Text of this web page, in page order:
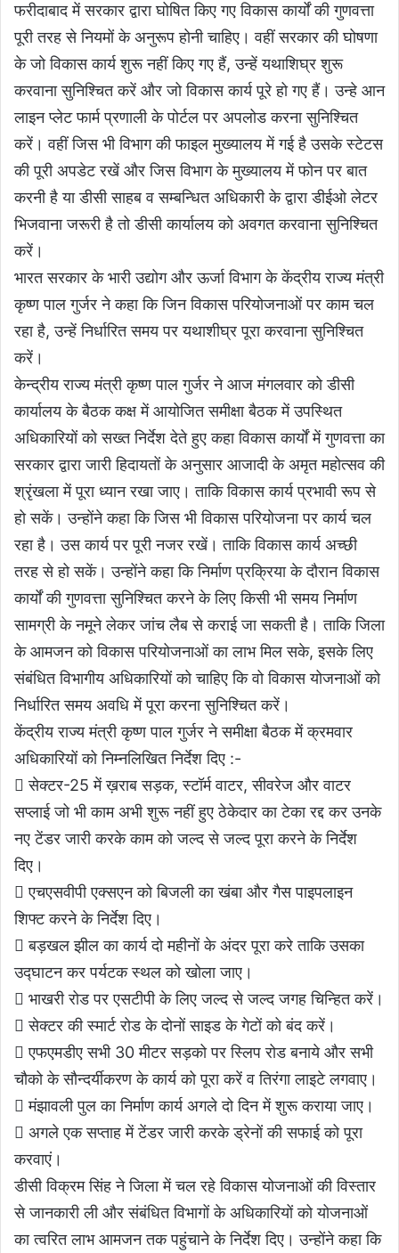
फरीदाबाद में सरकार द्वारा घोषित किए गए विकास कार्यों की गुणवत्ता
पूरी तरह से नियमों के अनुरूप होनी चाहिए। वहीं सरकार की घोषणा
के जो विकास कार्य शुरू नहीं किए गए हैं, उन्हें यथाशिघ्र शुरू
करवाना सुनिश्चित करें और जो विकास कार्य पूरे हो गए हैं। उन्हे आन
लाइन प्लेट फार्म प्रणाली के पोर्टल पर अपलोड करना सुनिश्चित
करें। वहीं जिस भी विभाग की फाइल मुख्यालय में गई है उसके स्टेटस
की पूरी अपडेट रखें और जिस विभाग के मुख्यालय में फोन पर बात
करनी है या डीसी साहब व सम्बन्धित अधिकारी के द्वारा डीईओ लेटर
भिजवाना जरूरी है तो डीसी कार्यालय को अवगत करवाना सुनिश्चित
करें।
भारत सरकार के भारी उद्योग और ऊर्जा विभाग के केंद्रीय राज्य मंत्री
कृष्ण पाल गुर्जर ने कहा कि जिन विकास परियोजनाओं पर काम चल
रहा है, उन्हें निर्धारित समय पर यथाशीघ्र पूरा करवाना सुनिश्चित
करें।
केन्द्रीय राज्य मंत्री कृष्ण पाल गुर्जर ने आज मंगलवार को डीसी
कार्यालय के बैठक कक्ष में आयोजित समीक्षा बैठक में उपस्थित
अधिकारियों को सख्त निर्देश देते हुए कहा विकास कार्यों में गुणवत्ता का
सरकार द्वारा जारी हिदायतों के अनुसार आजादी के अमृत महोत्सव की
श्रृंखला में पूरा ध्यान रखा जाए। ताकि विकास कार्य प्रभावी रूप से
हो सकें। उन्होंने कहा कि जिस भी विकास परियोजना पर कार्य चल
रहा है। उस कार्य पर पूरी नजर रखें। ताकि विकास कार्य अच्छी
तरह से हो सकें। उन्होंने कहा कि निर्माण प्रक्रिया के दौरान विकास
कार्यों की गुणवत्ता सुनिश्चित करने के लिए किसी भी समय निर्माण
सामग्री के नमूने लेकर जांच लैब से कराई जा सकती है। ताकि जिला
के आमजन को विकास परियोजनाओं का लाभ मिल सके, इसके लिए
संबंधित विभागीय अधिकारियों को चाहिए कि वो विकास योजनाओं को
निर्धारित समय अवधि में पूरा करना सुनिश्चित करें।
केंद्रीय राज्य मंत्री कृष्ण पाल गुर्जर ने समीक्षा बैठक में क्रमवार
अधिकारियों को निम्नलिखित निर्देश दिए :-
 सेक्टर-25 में ख़राब सड़क, स्टॉर्म वाटर, सीवरेज और वाटर
सप्लाई जो भी काम अभी शुरू नहीं हुए ठेकेदार का टेका रद्द कर उनके
नए टेंडर जारी करके काम को जल्द से जल्द पूरा करने के निर्देश
दिए।
 एचएसवीपी एक्सएन को बिजली का खंबा और गैस पाइपलाइन
शिफ्ट करने के निर्देश दिए।
 बड़खल झील का कार्य दो महीनों के अंदर पूरा करे ताकि उसका
उद्घाटन कर पर्यटक स्थल को खोला जाए।
 भाखरी रोड पर एसटीपी के लिए जल्द से जल्द जगह चिन्हित करें।
 सेक्टर की स्मार्ट रोड के दोनों साइड के गेटों को बंद करें।
 एफएमडीए सभी 30 मीटर सड़को पर स्लिप रोड बनाये और सभी
चौको के सौन्दर्यीकरण के कार्य को पूरा करें व तिरंगा लाइटे लगवाए।
 मंझावली पुल का निर्माण कार्य अगले दो दिन में शुरू कराया जाए।
 अगले एक सप्ताह में टेंडर जारी करके ड्रेनों की सफाई को पूरा
करवाएं।
डीसी विक्रम सिंह ने जिला में चल रहे विकास योजनाओं की विस्तार
से जानकारी ली और संबंधित विभागों के अधिकारियों को योजनाओं
का त्वरित लाभ आमजन तक पहुंचाने के निर्देश दिए। उन्होंने कहा कि